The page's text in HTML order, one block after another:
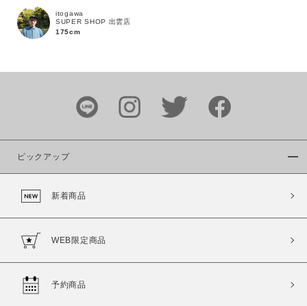
通常商品
在庫あり 在庫なし含む
itogawa
SUPER SHOP 出雲店
175cm
ピックアップ
新着商品
WEB限定商品
予約商品